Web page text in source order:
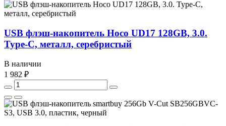
USB флэш-накопитель Hoco UD17 128GB, 3.0.
Type-C, металл, серебристый
В наличии
1 982 ₽